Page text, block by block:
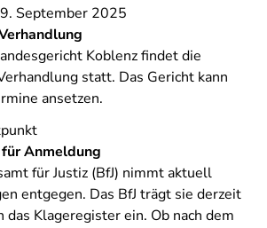
September 2025
Koblenz findet die
statt. Das Gericht kann
ansetzen.
Anmeldung
für Justiz (BfJ) nimmt aktuell
entgegen. Das BfJ trägt sie derzeit
das Klageregister ein. Ob nach dem